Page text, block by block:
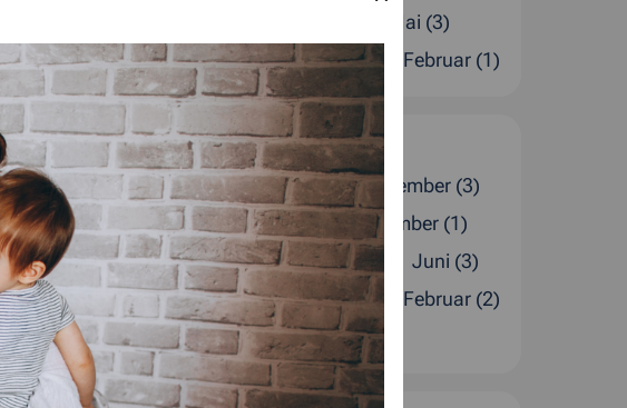
Mai (3)
April (1)
März (2) Februar (1)
2017
Dezember (4)
November (3)
Oktober (2)
September (1)
August (1)
Juli (4)
Juni (3)
April (2)
März (1)
Februar (2)
Januar (4)